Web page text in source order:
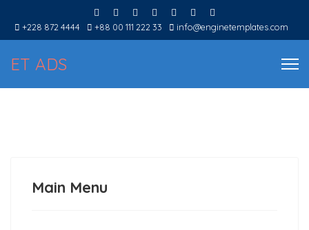
+228 872 4444 +88 00 111 222 33 info@enginetemplates.com
ET ADS
Main Menu